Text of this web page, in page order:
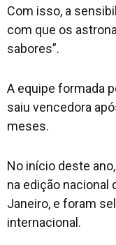
Com isso, a
com que os
sabores”.
A equipe formada
saiu vencedora
meses.
No início deste
na edição nacional
Janeiro, e foram
internacional.